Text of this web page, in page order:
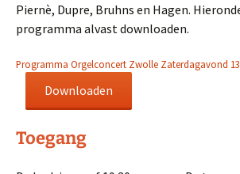
Piernè, Dupre, Bruhns en Hagen.
programma alvast downloaden.
Programma Orgelconcert Zwolle Zaterdagavond 13
Downloaden
Toegang